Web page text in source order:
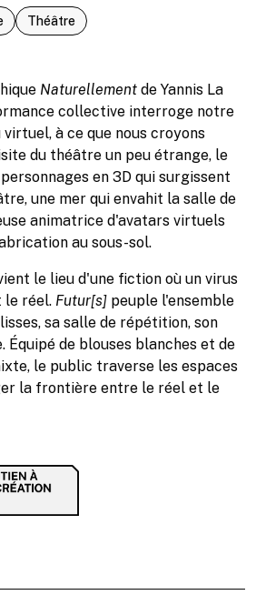
Théâtre
Naturellement de Yannis La
collective interroge notre
à ce que nous croyons
du théâtre un peu étrange, le
en 3D qui surgissent
une mer qui envahit la salle de
animatrice d'avatars virtuels
au sous-sol.
le lieu d'une fiction où un virus
le réel. Futur[s] peuple l'ensemble
sa salle de répétition, son
Équipé de blouses blanches et de
le public traverse les espaces
la frontière entre le réel et le